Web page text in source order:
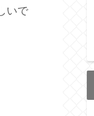
いで